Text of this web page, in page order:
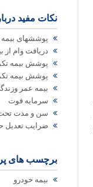
نکات مفید
پوششهای بیمه
دریافت وام از
پوشش بیمه
پوشش بیمه
بیمه عمر
سرمایه فوت
سن و مدت
ضرایب تعدیل
برچسب های
بیمه خودرو